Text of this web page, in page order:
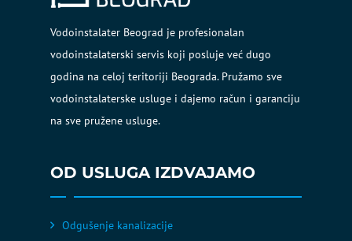
Vodoinstalater Beograd je profesionalan
vodoinstalaterski servis koji posluje već dugo
godina na celoj teritoriji Beograda. Pružamo sve
vodoinstalaterske usluge i dajemo račun i garanciju
na sve pružene usluge.
OD USLUGA IZDVAJAMO
Odgušenje kanalizacije